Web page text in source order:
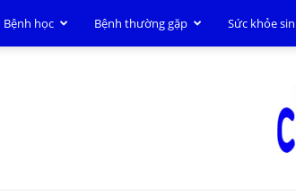
Bệnh học Bệnh thường gặp Sức khỏe